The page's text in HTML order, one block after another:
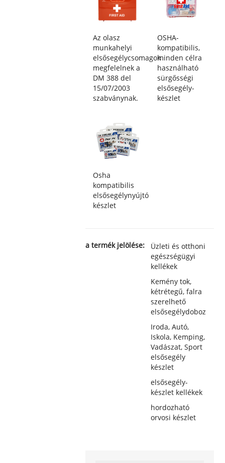
Az olasz
munkahelyi
elsősegélycsomagok
megfelelnek a
DM 388 del
15/07/2003
szabványnak.
OSHA-
kompatibilis,
minden célra
használható
sürgősségi
elsősegély-
készlet
Osha
kompatibilis
elsősegélynyújtó
készlet
a termék jelölése:
Üzleti és otthoni
egészségügyi
kellékek
Kemény tok,
kétrétegű, falra
szerelhető
elsősegélydoboz
Iroda, Autó,
Iskola, Kemping,
Vadászat, Sport
elsősegély
készlet
elsősegély-
készlet kellékek
hordozható
orvosi készlet